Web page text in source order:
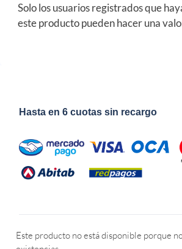
Solo los usuarios registrados que
este producto pueden hacer una
Hasta en 6 cuotas sin recargo
Este producto no está disponible porque